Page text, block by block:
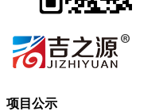
项目公示